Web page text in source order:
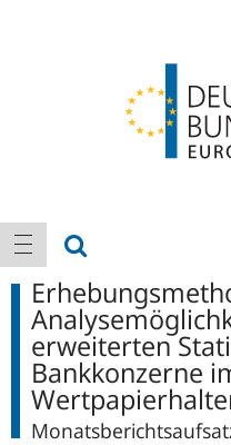
Hauptnavigation
Navigation anzeigen
erweiterten
Bankkonzerne